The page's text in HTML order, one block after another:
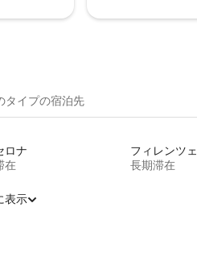
タ⁠イ⁠プ⁠の宿⁠泊⁠先
ロナ
在
フィレンツェ
長期滞在
表示